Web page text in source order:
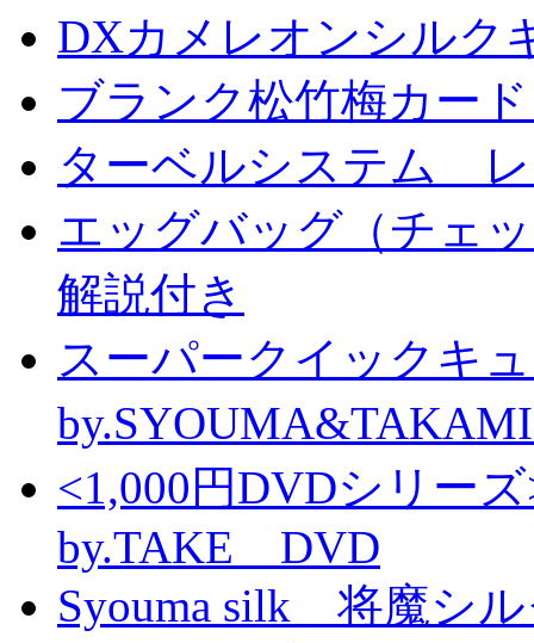
DXカメレオンシル
ブランク松竹梅カー
ターベルシステム
エッグバッグ（チェ
解説付き
スーパークイックキ
<1,000円DVDシリ
by.TAKE DVD
Syouma silk 将魔シ